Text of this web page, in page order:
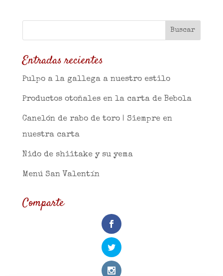
Entradas recientes
Pulpo a la gallega a nuestro estilo
Productos otoñales en la carta de Bebola
Canelón de rabo de toro | Siempre en
nuestra carta
Nido de shiitake y su yema
Menú San Valentín
Comparte